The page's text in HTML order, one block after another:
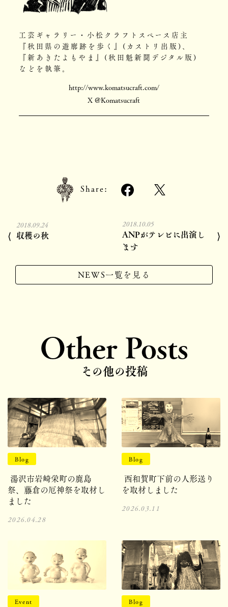
工芸ギャラリー・小松クラフトスペース店主
『秋田県の遊廓跡を歩く』(カストリ出版)、
『新あきたよもやま』(秋田魁新聞デジタル版)
などを執筆。
http://www.komatsucraft.com/
X @Komatsucraft
Share:
⟨
2018.09.24
収穫の秋
NEWS一覧を見る
2018.10.05
ANPがテレビに出演し
ます
⟩
Other Posts
その他の投稿
Blog
湯沢市岩崎栄町の鹿島
祭、藤倉の厄神祭を取材し
ました
2026.04.28
Blog
西和賀町下前の人形送り
を取材しました
2026.03.11
Event Blog